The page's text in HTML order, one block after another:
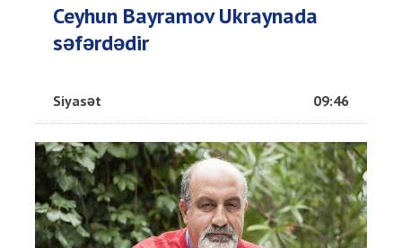
Ceyhun Bayramov Ukraynada
səfərdədir
Siyasət 09:46